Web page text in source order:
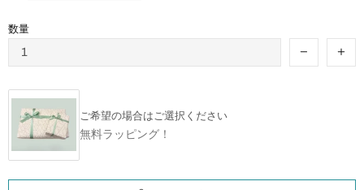
数量
ご希望の場合はご選択ください
無料ラッピング！